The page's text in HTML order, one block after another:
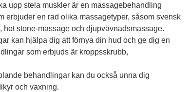
upp stela muskler är en massagebehandling
erbjuder en rad olika massagetyper, såsom svensk
stone-massage och djupvävnadsmassage.
kan hjälpa dig att förnya din hud och ge dig en
som erbjuds är kroppsskrubb,
behandlingar kan du också unna dig
och vaxning.